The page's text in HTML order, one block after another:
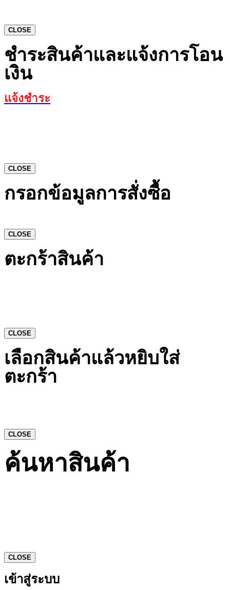
CLOSE
ชำระสินค้าและแจ้งการโอน
เงิน
แจ้งชำระ
CLOSE
กรอกข้อมูลการสั่งซื้อ
CLOSE
ตะกร้าสินค้า
CLOSE
เลือกสินค้าแล้วหยิบใส่
ตะกร้า
CLOSE
ค้นหาสินค้า
CLOSE
เข้าสู่ระบบ